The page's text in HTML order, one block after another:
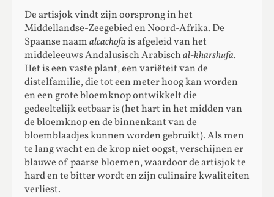
De artisjok vindt zijn oorsprong in het
Middellandse-Zeegebied en Noord-Afrika. De
Spaanse naamalcachofais afgeleid van het
middeleeuws Andalusisch Arabischal-kharshūfa.
Het is een vaste plant, een variëteit van de
distelfamilie, die tot een meter hoog kan worden
en een grote bloemknop ontwikkelt die
gedeeltelijk eetbaar is (het hart in het midden van
de bloemknop en de binnenkant van de
bloemblaadjes kunnen worden gebruikt). Als men
te lang wacht en de krop niet oogst, verschijnen er
blauwe of paarse bloemen, waardoor de artisjok te
hard en te bitter wordt en zijn culinaire kwaliteiten
verliest.